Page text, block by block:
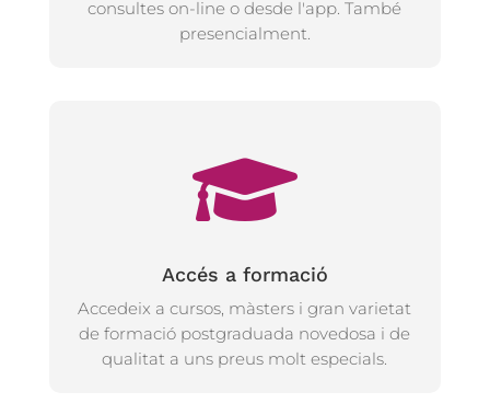
consultes on-line o desde l'app. També
presencialment.
Accés a formació
Accedeix a cursos, màsters i gran varietat
de formació postgraduada novedosa i de
qualitat a uns preus molt especials.